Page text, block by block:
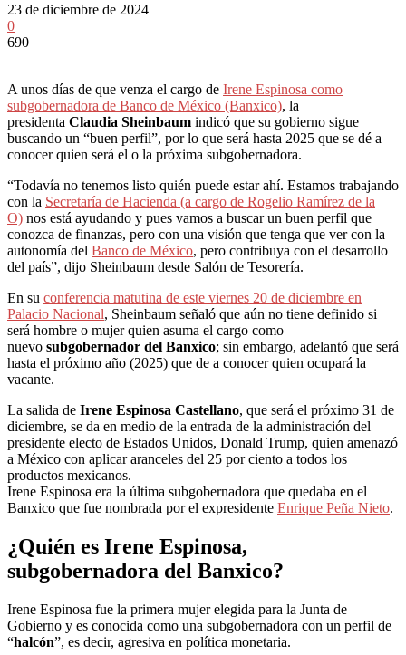
23 de diciembre de 2024
0
690
A unos días de que venza el cargo de Irene Espinosa como
subgobernadora de Banco de México (Banxico), la
presidenta Claudia Sheinbaum indicó que su gobierno sigue
buscando un “buen perfil”, por lo que será hasta 2025 que se dé a
conocer quien será el o la próxima subgobernadora.
“Todavía no tenemos listo quién puede estar ahí. Estamos trabajando
con la Secretaría de Hacienda (a cargo de Rogelio Ramírez de la
O) nos está ayudando y pues vamos a buscar un buen perfil que
conozca de finanzas, pero con una visión que tenga que ver con la
autonomía del Banco de México, pero contribuya con el desarrollo
del país”, dijo Sheinbaum desde Salón de Tesorería.
En su conferencia matutina de este viernes 20 de diciembre en
Palacio Nacional, Sheinbaum señaló que aún no tiene definido si
será hombre o mujer quien asuma el cargo como
nuevo subgobernador del Banxico; sin embargo, adelantó que será
hasta el próximo año (2025) que de a conocer quien ocupará la
vacante.
La salida de Irene Espinosa Castellano, que será el próximo 31 de
diciembre, se da en medio de la entrada de la administración del
presidente electo de Estados Unidos, Donald Trump, quien amenazó
a México con aplicar aranceles del 25 por ciento a todos los
productos mexicanos.
Irene Espinosa era la última subgobernadora que quedaba en el
Banxico que fue nombrada por el expresidente Enrique Peña Nieto.
¿Quién es Irene Espinosa,
subgobernadora del Banxico?
Irene Espinosa fue la primera mujer elegida para la Junta de
Gobierno y es conocida como una subgobernadora con un perfil de
“halcón”, es decir, agresiva en política monetaria.